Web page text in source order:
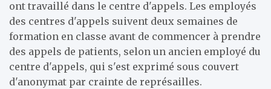
ont travaillé dans le centre d'appels. Les employés
des centres d'appels suivent deux semaines de
formation en classe avant de commencer à prendre
des appels de patients, selon un ancien employé du
centre d'appels, qui s'est exprimé sous couvert
d'anonymat par crainte de représailles.